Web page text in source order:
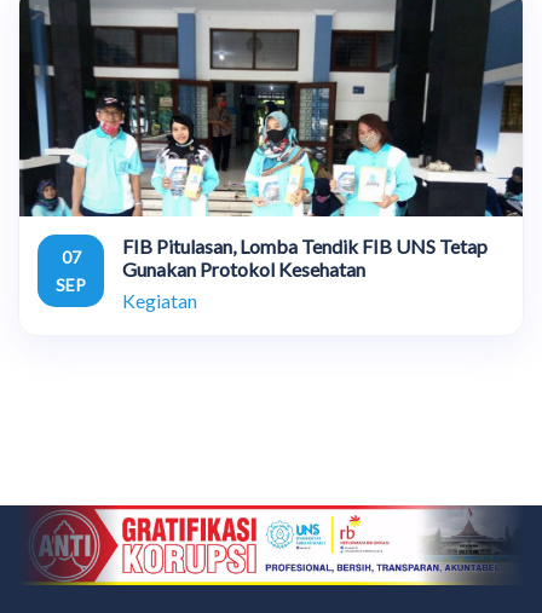
07
SEP
FIB Pitulasan, Lomba Tendik FIB UNS Tetap
Gunakan Protokol Kesehatan
Kegiatan